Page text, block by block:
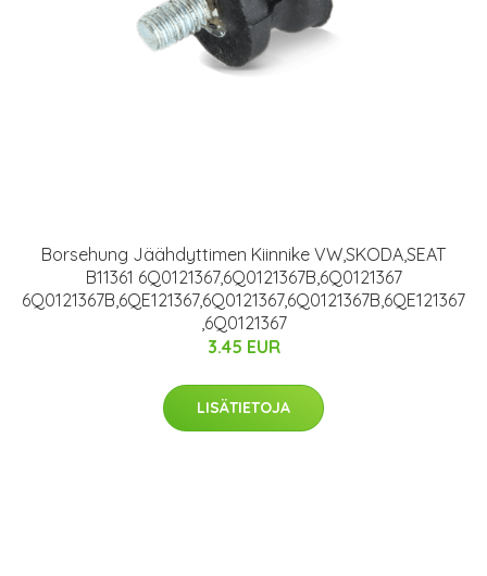
Borsehung Jäähdyttimen Kiinnike VW,SKODA,SEAT
B11361 6Q0121367,6Q0121367B,6Q0121367
6Q0121367B,6QE121367,6Q0121367,6Q0121367B,6QE121367
,6Q0121367
3.45 EUR
LISÄTIETOJA